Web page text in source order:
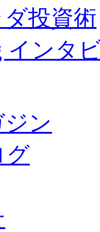
投資術
インタ
ン
グ